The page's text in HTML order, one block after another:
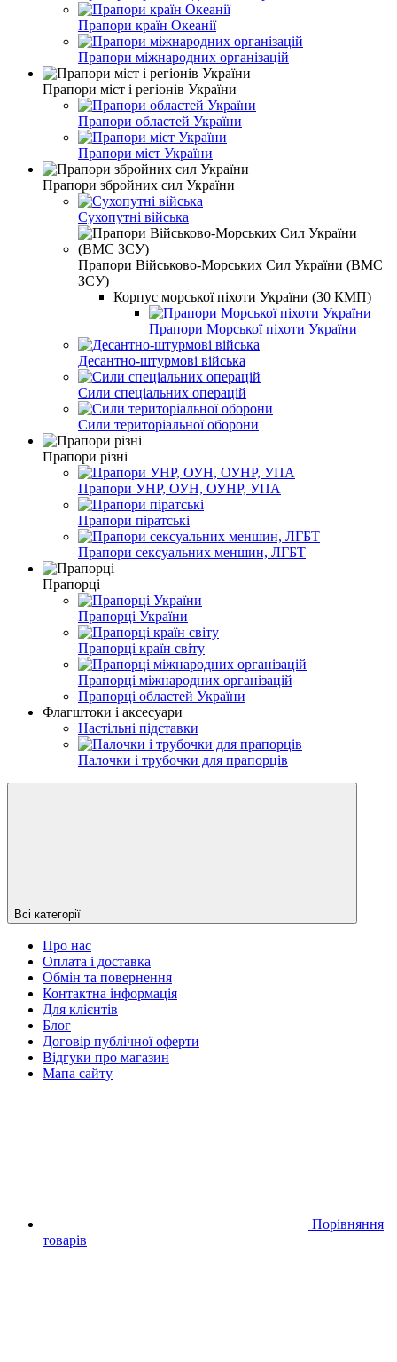
Прапори країн Океанії
Прапори міжнародних організацій
Прапори міст і регіонів України
Прапори областей України
Прапори міст України
Прапори збройних сил України
Сухопутні війська
Прапори Військово-Морських Сил України (ВМС
ЗСУ)
Корпус морської піхоти України (30 КМП)
Прапори Морської піхоти України
Десантно-штурмові війська
Сили спеціальних операцій
Сили територіальної оборони
Прапори різні
Прапори УНР, ОУН, ОУНР, УПА
Прапори піратські
Прапори сексуальних меншин, ЛГБТ
Прапорці
Прапорці України
Прапорці країн світу
Прапорці міжнародних організацій
Прапорці областей України
Флагштоки і аксесуари
Настільні підставки
Палочки і трубочки для прапорців
Всі категорії
Про нас
Оплата і доставка
Обмін та повернення
Контактна інформація
Для клієнтів
Блог
Договір публічної оферти
Відгуки про магазин
Мапа сайту
Порівняння
товарів